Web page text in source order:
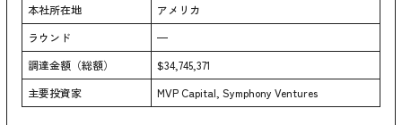
本社所在地
アメリカ
ラウンド
—
調達金額（総額）
$34,745,371
主要投資家
MVP Capital, Symphony Ventures